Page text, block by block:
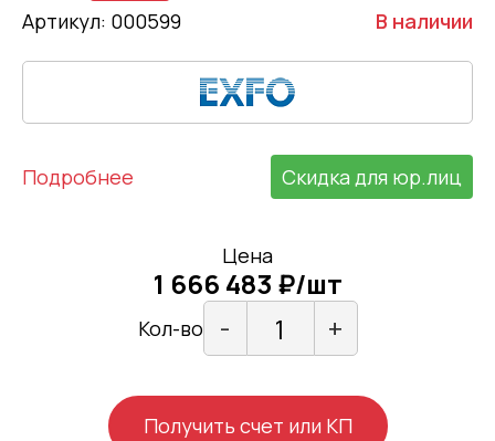
Артикул: 000599 В наличии
Подробнее Скидка для юр.лиц
Цена
1 666 483 ₽/шт
Кол-во - +
Получить счет или КП